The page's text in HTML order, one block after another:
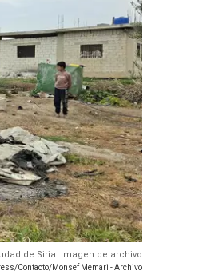
de Siria. Imagen de archivo
Contacto/Monsef Memari - Archivo